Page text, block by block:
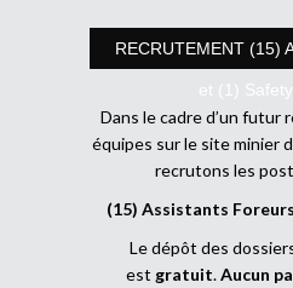
RECRUTEMENT (15)
et (1)
Dans le cadre d’un futur
équipes sur le site minier
recrutons les
(15) Assistants
Le dépôt des
est gratuit.Aucun